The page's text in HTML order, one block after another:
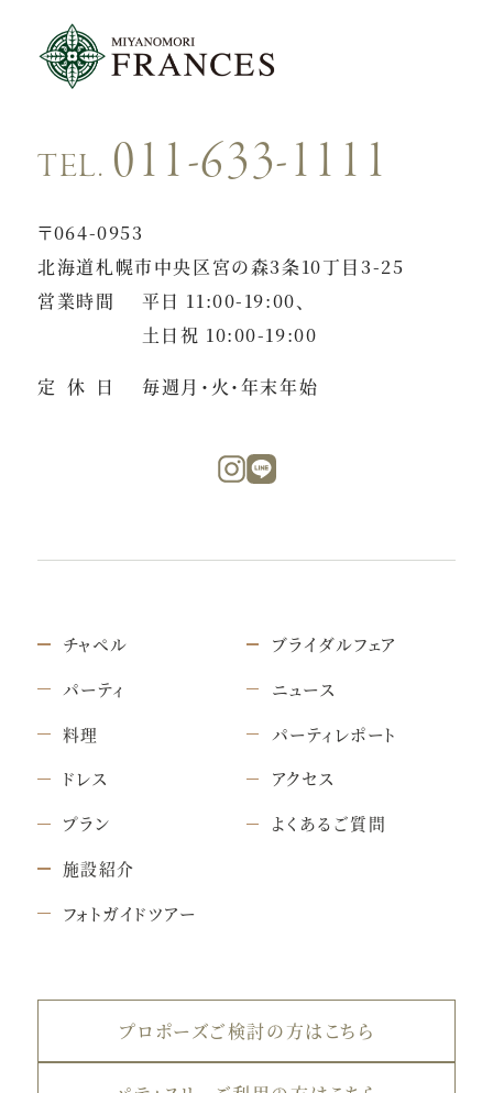
TEL. 011-633-1111
〒064-0953
北海道札幌市中央区宮の森3条10丁目3-25
営業時間
平日 11:00-19:00、
土日祝 10:00-19:00
定休日 毎週月・火・年末年始
チャペル
パーティ
料理
ドレス
プラン
施設紹介
フォトガイドツアー
ブライダルフェア
ニュース
パーティレポート
アクセス
よくあるご質問
プロポーズご検討の方はこちら